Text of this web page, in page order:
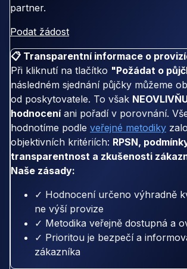
partner.
Podat žádost
📋 Transparentní informace o
Při kliknutí na tlačítko "Požádat o
následném sjednání půjčky můžeme
od poskytovatele. To však
hodnoceníani pořadí v porovnání.
hodnotíme podle veřejné metodiky
objektivních kritériích: RPSN,
transparentnost a zkušenosti
Naše zásady:
✓ Hodnocení určeno výhradně
ne výší provize
✓ Metodika veřejně dostupná a
✓ Prioritou je bezpečí a
zákazníka